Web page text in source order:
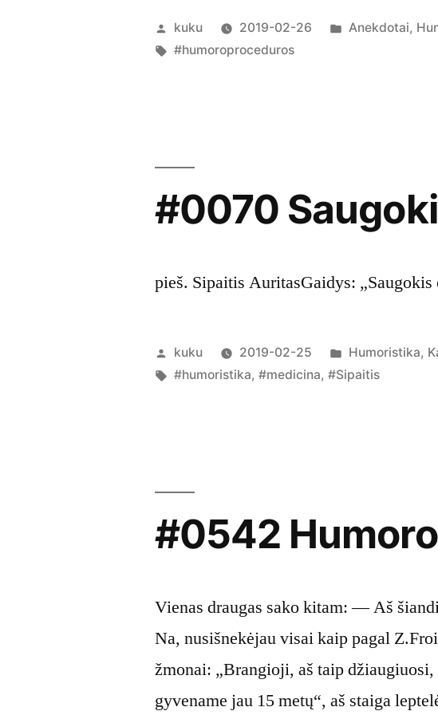
Posted
by
kuku 2019-02-26
Posted
Anekdotai,
Tags:
#humoroproceduros
#0070
pieš. Sipaitis AuritasGaidys:
Posted
by
kuku 2019-02-25
Posted
in
Humoristika,
Tags:
#humoristika,#medicina,#Sipaitis
#0542
Vienas draugas sako kitam: — Aš
Na, nusišnekėjau visai kaip pagal
žmonai: „Brangioji, aš taip
gyvename jau 15 metų“, aš staiga